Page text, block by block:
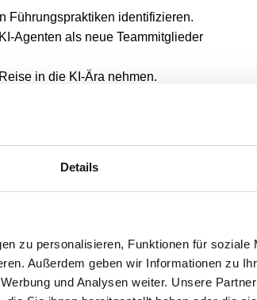
Details
zu personalisieren, Funktionen für soziale
Außerdem geben wir Informationen zu
und Analysen weiter. Unsere
Führungspraktiken identifizieren.
Agenten als neue Teammitglieder
in die KI-Ära nehmen.
und geeigneten Strukturen:
Interaktion von Menschen und KI zu
stehen und welche Kernfragen Sie